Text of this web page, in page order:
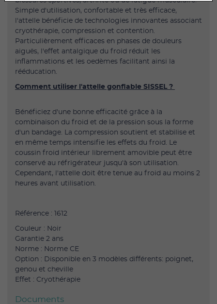
Simple d'utilisation, confortable et très efficace,
l'attelle bénéficie de technologies innovantes associant
cryothérapie, compression et contention.
Particulièrement efficaces en phases de douleurs
aiguës, l'effet antalgique du froid réduit les
inflammations et les oedèmes facilitant ainsi la
rééducation.
Comment utiliser l'attelle gonflable SISSEL ?
Bénéficiez d'une bonne efficacité grâce à la
combinaison du froid et de la pression sous la forme
d'un bandage. La compression soutient et stabilise et
en même temps intensifie les effets du froid. Le
coussin froid intérieur librement amovible peut être
conservé au réfrigérateur jusqu'à son utilisation.
Cependant, l'attelle doit être tenue au froid au moins 2
heures avant utilisation.
Référence : 1612
Couleur : Noir
Garantie 2 ans
Norme : Norme CE
Option : Disponible en 3 modèles différents: poignet,
genou et cheville
Effet : Cryothérapie
Documents